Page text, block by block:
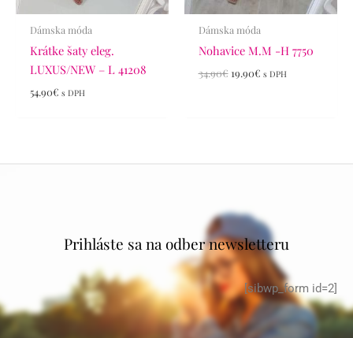
Dámska móda
Krátke šaty eleg.
LUXUS/NEW – L 41208
54.90€ s DPH
Dámska móda
Nohavice M.M -H 7750
34.90€ 19.90€ s DPH
Prihláste sa na odber newsletteru
[sibwp_form id=2]